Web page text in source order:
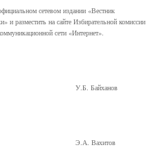
сетевом издании «Вестник
и разместить на сайте Избирательной комиссии
сети «Интернет».
У.Б. Байханов
Э.А. Вахитов